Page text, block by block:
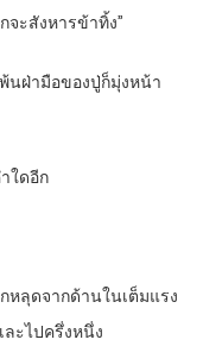
จะสังหารข้าทิ้ง”
นฝ่ามือของปู่ก็มุ่งหน้า
ใดอีก
หลุดจากด้านในเต็มแรง
ะไปครึ่งหนึ่ง